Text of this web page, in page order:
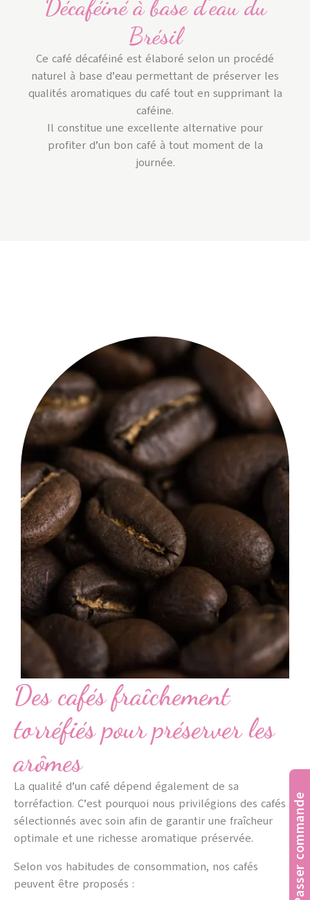
Décaféiné à base d’eau du
Brésil
Ce café décaféiné est élaboré selon un procédé
naturel à base d’eau permettant de préserver les
qualités aromatiques du café tout en supprimant la
caféine.
Il constitue une excellente alternative pour
profiter d’un bon café à tout moment de la
journée.
Des cafés fraîchement
torréfiés pour préserver les
arômes
La qualité d’un café dépend également de sa
torréfaction. C’est pourquoi nous privilégions des cafés
sélectionnés avec soin afin de garantir une fraîcheur
optimale et une richesse aromatique préservée.
Selon vos habitudes de consommation, nos cafés
peuvent être proposés :
Passer commande